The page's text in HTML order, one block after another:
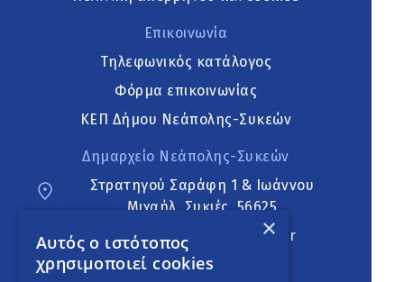
Επικοινωνία
Τηλεφωνικός κατάλογος
Φόρμα επικοινωνίας
ΚΕΠ Δήμου Νεάπολης-Συκεών
Δημαρχείο Νεάπολης-Συκεών
Στρατηγού Σαράφη 1 & Ιωάννου
Μιχαήλ, Συκιές, 56625
neapoli.sykies@ddt.gov.gr
Ακολουθήστε
×
Αυτός ο ιστότοπος
χρησιμοποιεί cookies